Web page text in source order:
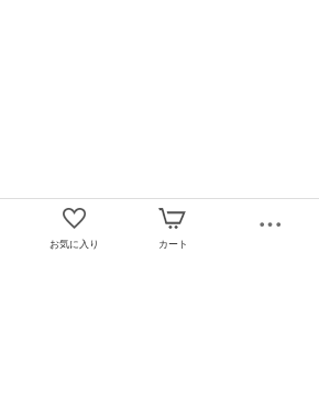
お気に入り カート